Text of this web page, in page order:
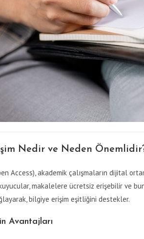
Nedir ve Neden
Access), akademik çalışmaların dijital
makalelere ücretsiz erişebilir ve
bilgiye erişim eşitliğini destekler.
Avantajları